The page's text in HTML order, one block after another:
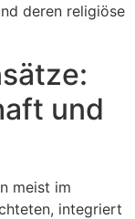
deren religiöse
und
meist im
integriert